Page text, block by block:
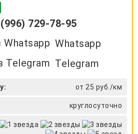
729-78-95
Whatsapp
Telegram
от 25 руб./км
круглосуточно